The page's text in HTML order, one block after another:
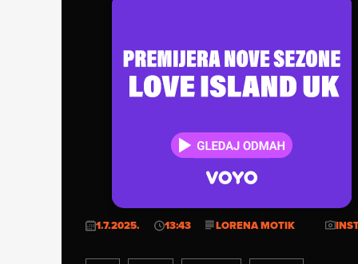
1.7.2025. 13:43 LORENA MOTIK